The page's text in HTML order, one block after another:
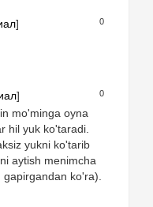
0
]
0
]
mo'minga oyna
hil yuk ko'taradi.
yukni ko'tarib
aytish menimcha
ko'ra).